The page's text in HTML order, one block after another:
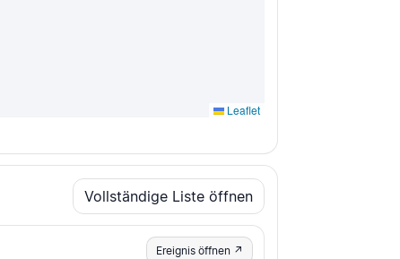
Leaflet
Vollständige Liste öffnen
Ereignis öffnen ↗